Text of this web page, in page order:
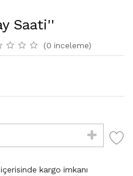
Saati''
(0 inceleme)
kargo imkanı